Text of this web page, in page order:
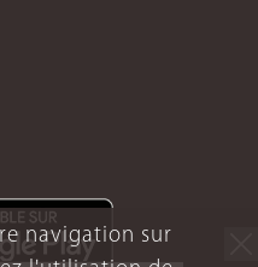
navigation sur